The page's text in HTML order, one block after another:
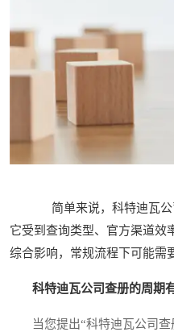
简单来说，科特迪瓦公
它受到查询类型、官方渠道效
综合影响，常规流程下可能需
科特迪瓦公司查册的周期
当您提出“科特迪瓦公司查